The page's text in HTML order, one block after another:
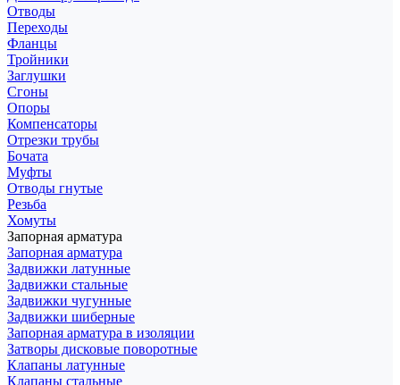
Отводы
Переходы
Фланцы
Тройники
Заглушки
Сгоны
Опоры
Компенсаторы
Отрезки трубы
Бочата
Муфты
Отводы гнутые
Резьба
Хомуты
Запорная арматура
Запорная арматура
Задвижки латунные
Задвижки стальные
Задвижки чугунные
Задвижки шиберные
Запорная арматура в изоляции
Затворы дисковые поворотные
Клапаны латунные
Клапаны стальные